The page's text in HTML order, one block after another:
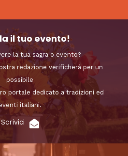
il tuo evento!
la tua sagra o evento?
redazione verificherà per un
possibile
portale dedicato a tradizioni ed
italiani.
Scrivici